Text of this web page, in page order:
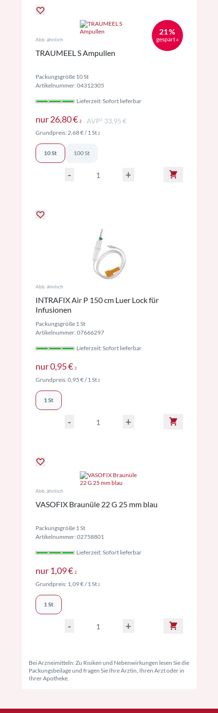
21 %
gespart 4
Abb. ähnlich
TRAUMEEL S Ampullen
Packungsgröße 10 St
Artikelnummer: 04312305
Lieferzeit: Sofort lieferbar
nur26,80 € 2Preise inkl. MwSt. ggf. zzgl. Versand
AVP² 33,95 €
Grundpreis:2,68 €/ 1 St 2Preise inkl. MwSt. ggf. zzgl. Versand
10 St 100 St
- +
Abb. ähnlich
INTRAFIX Air P 150 cm Luer Lock für
Infusionen
Packungsgröße 1 St
Artikelnummer: 07666297
Lieferzeit: Sofort lieferbar
nur0,95 € 2Preise inkl. MwSt. ggf. zzgl. Versand
Grundpreis:0,95 €/ 1 St 2Preise inkl. MwSt. ggf. zzgl. Versand
1 St
- +
Abb. ähnlich
VASOFIX Braunüle 22 G 25 mm blau
Packungsgröße 1 St
Artikelnummer: 02758801
Lieferzeit: Sofort lieferbar
nur 1,09 € 2Preise inkl. MwSt. ggf. zzgl. Versand
Grundpreis: 1,09 €/ 1 St 2Preise inkl. MwSt. ggf. zzgl. Versand
1 St
- +
Bei Arzneimitteln: Zu Risiken und Nebenwirkungen lesen Sie die
Packungsbeilage und fragen Sie Ihre Ärztin, Ihren Arzt oder in
Ihrer Apotheke.